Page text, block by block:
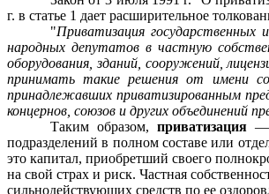
г. в статье 1 дает расширительное
"Приватизация
народных депутатов в частную
оборудования, зданий, сооружений,
прини­мать такие решения от имени
принадлежавших приватизирован­ным
концернов, союзов и других объединений
Таким образом,приватизация —
подразделений в полном составе или
это капитал, приобретший своего
на свой страх и риск. Частная
сильнодействующих средств по ее